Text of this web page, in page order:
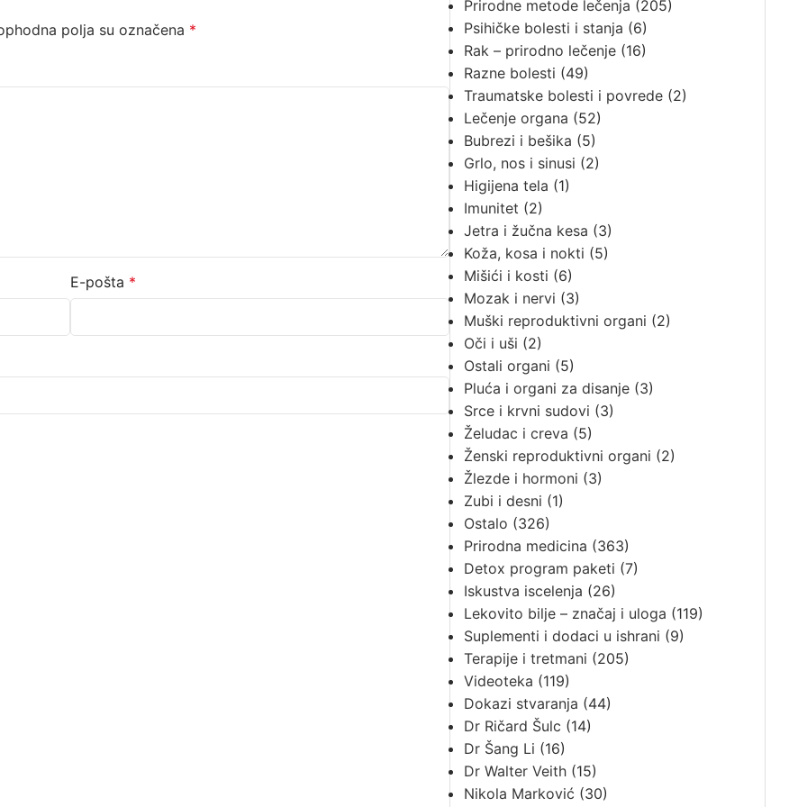
Prirodne metode lečenja (205)
Psihičke bolesti i stanja (6)
Rak – prirodno lečenje(16)
Razne bolesti (49)
Traumatske bolesti i povrede(2)
Lečenje organa (52)
Bubrezi i bešika (5)
Grlo, nos i sinusi (2)
Higijena tela (1)
Imunitet (2)
Jetra i žučna kesa (3)
Koža, kosa i nokti (5)
Mišići i kosti (6)
Mozak i nervi (3)
Muški reproduktivni organi (2)
Oči i uši (2)
Ostali organi (5)
Pluća i organi za disanje(3)
Srce i krvni sudovi (3)
Želudac i creva (5)
Ženski reproduktivni organi (2)
Žlezde i hormoni (3)
Zubi i desni (1)
Ostalo (326)
Prirodna medicina (363)
Detox program paketi (7)
Iskustva iscelenja (26)
Lekovito bilje – značaj i uloga (119)
Suplementi i dodaci u ishrani (9)
Terapije i tretmani (205)
Videoteka (119)
Dokazi stvaranja (44)
Dr Ričard Šulc (14)
Dr Šang Li (16)
Dr Walter Veith(15)
Nikola Marković (30)
polja su označena *
E-pošta *